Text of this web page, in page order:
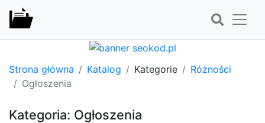
Strona główna Katalog Kategorie
Różności
Ogłoszenia
Kategoria: Ogłoszenia